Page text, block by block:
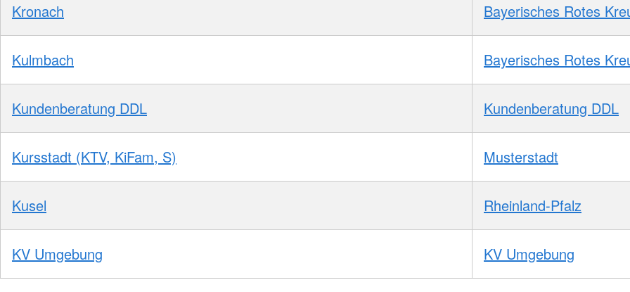
Kronach Bayerisches Rotes
Kulmbach Bayerisches Rotes
Kundenberatung DDL Kundenberatung DDL
Kursstadt (KTV, KiFam, S) Musterstadt
Kusel Rheinland-Pfalz
KV Umgebung KV Umgebung